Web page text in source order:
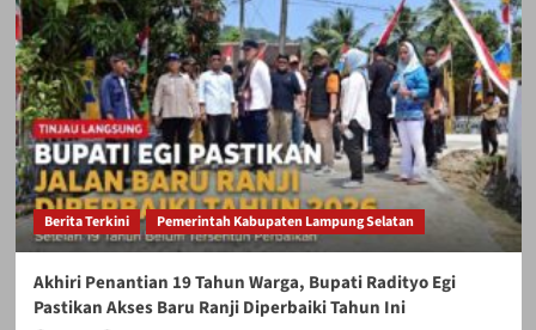
Berita Terkini Pemerintah Kabupaten Lampung Selatan
Akhiri Penantian 19 Tahun Warga, Bupati Radityo Egi
Pastikan Akses Baru Ranji Diperbaiki Tahun Ini